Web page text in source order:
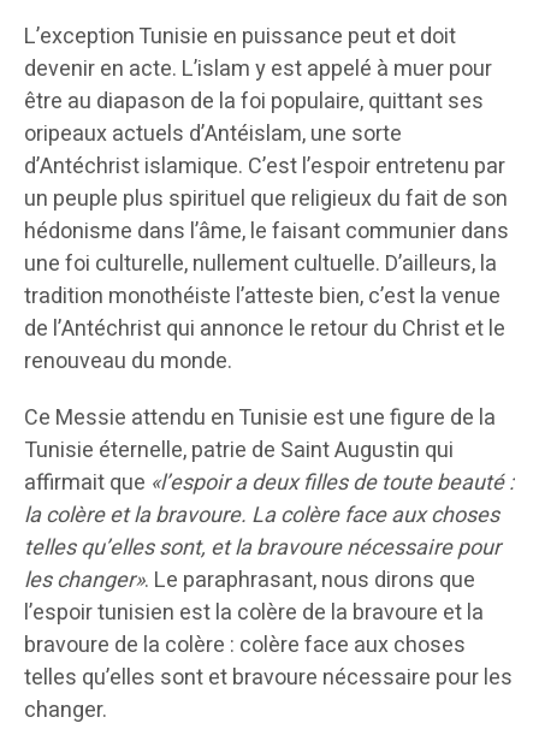
L’exception Tunisie en puissance peut et doit
devenir en acte. L’islam y est appelé à muer pour
être au diapason de la foi populaire, quittant ses
oripeaux actuels d’Antéislam, une sorte
d’Antéchrist islamique. C’est l’espoir entretenu par
un peuple plus spirituel que religieux du fait de son
hédonisme dans l’âme, le faisant communier dans
une foi culturelle, nullement cultuelle. D’ailleurs, la
tradition monothéiste l’atteste bien, c’est la venue
de l’Antéchrist qui annonce le retour du Christ et le
renouveau du monde.
Ce Messie attendu en Tunisie est une figure de la
Tunisie éternelle, patrie de Saint Augustin qui
affirmait que «l’espoir a deux filles de toute beauté :
la colère et la bravoure. La colère face aux choses
telles qu’elles sont, et la bravoure nécessaire pour
les changer». Le paraphrasant, nous dirons que
l’espoir tunisien est la colère de la bravoure et la
bravoure de la colère : colère face aux choses
telles qu’elles sont et bravoure nécessaire pour les
changer.